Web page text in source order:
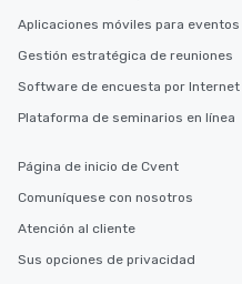
Aplicaciones móviles para eventos
Gestión estratégica de reuniones
Software de encuesta por Internet
Plataforma de seminarios en línea
Página de inicio de Cvent
Comuníquese con nosotros
Atención al cliente
Sus opciones de privacidad